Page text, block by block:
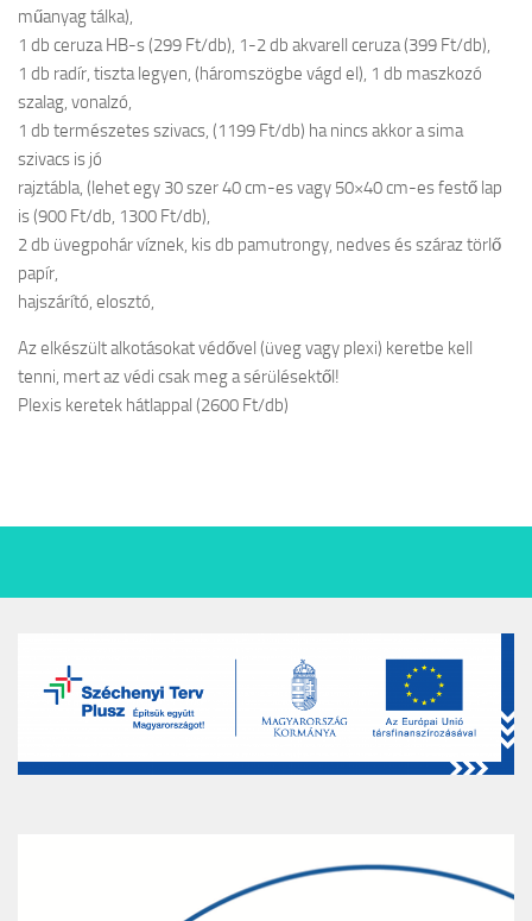
műanyag tálka),
1 db ceruza HB-s (299 Ft/db), 1-2 db akvarell ceruza (399 Ft/db),
1 db radír, tiszta legyen, (háromszögbe vágd el), 1 db maszkozó
szalag, vonalzó,
1 db természetes szivacs, (1199 Ft/db) ha nincs akkor a sima
szivacs is jó
rajztábla, (lehet egy 30 szer 40 cm-es vagy 50×40 cm-es festő lap
is (900 Ft/db, 1300 Ft/db),
2 db üvegpohár víznek, kis db pamutrongy, nedves és száraz törlő
papír,
hajszárító, elosztó,
Az elkészült alkotásokat védővel (üveg vagy plexi) keretbe kell
tenni, mert az védi csak meg a sérülésektől!
Plexis keretek hátlappal (2600 Ft/db)